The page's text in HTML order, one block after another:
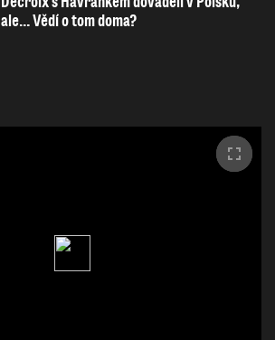
ale… Vědí o tom doma?